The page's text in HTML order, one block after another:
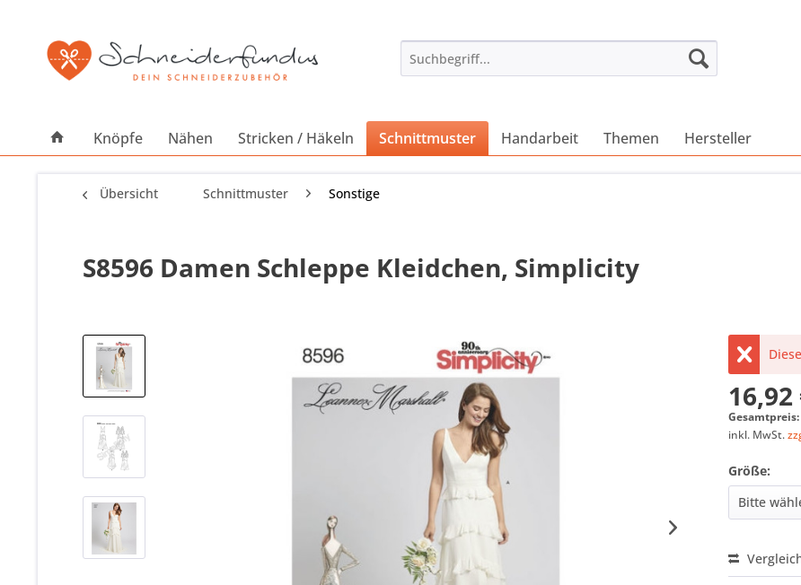
Knöpfe Nähen Stricken / Häkeln Schnittmuster Handarbeit Themen Hersteller
Übersicht Schnittmuster Sonstige
S8596 Damen Schleppe Kleidchen, Simplicity
inkl. MwSt.
Größe: